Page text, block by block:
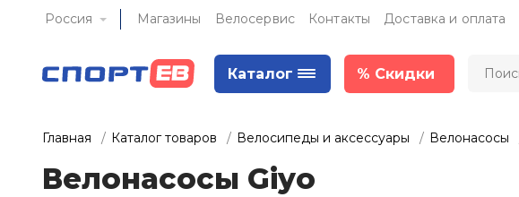
Россия Магазины Велосервис Контакты Доставка и оплата
Каталог % Скидки
Главная Каталог товаров Велосипеды и аксессуары Велонасосы
Велонасосы Giyo